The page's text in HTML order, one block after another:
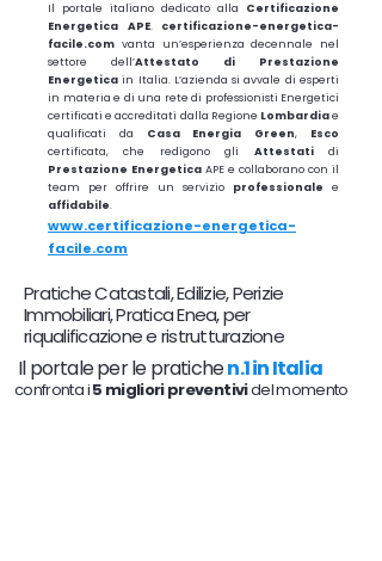
Il portale italiano dedicato alla Certificazione
Energetica APE. certificazione-energetica-
facile.com vanta un’esperienza decennale nel
settore dell’Attestato di Prestazione
Energetica in Italia. L’azienda si avvale di esperti
in materia e di una rete di professionisti Energetici
certificati e accreditati dalla Regione Lombardiae
qualificati da
Casa Energia Green, Esco
certificata, che redigono gli Attestatidi
Prestazione Energetica APE e collaborano con il
team per offrire un servizio professionale e
affidabile.
www.certificazione-energetica-
facile.com
Pratiche Catastali, Edilizie, Perizie
Immobiliari, Pratica Enea, per
riqualificazione e ristrutturazione
Il portale per le pratichen.1 in Italia
confronta i5 migliori preventividel momento